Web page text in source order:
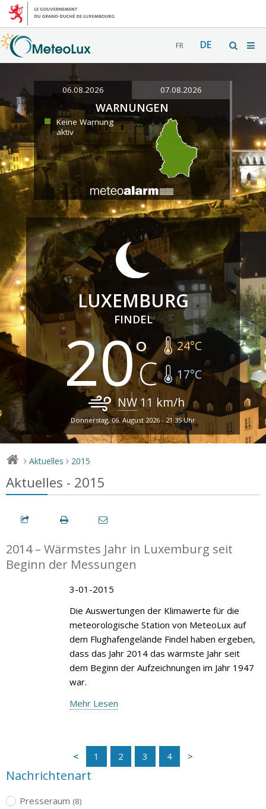
FR DE
06.08.2026 07.08.2026
WARNUNGEN
Keine Warnung
aktiv
LUXEMBURG
FINDEL
20 24°C
17°C
NW11 km/h
Donnerstag, 06. August 2026 - 21:35 Uhr
> Aktuelles > 2015
Aktuelles - 2015
2014 – Wärmstes Jahr in Luxemburg seit
Beginn der Messungen
3-01-2015
Die Auswertungen der Klimawerte für die
meteorologische Station von MeteoLux auf
dem Flughafengelände Findel haben ergeben,
dass das Jahr 2014 das wärmste Jahr seit
dem Beginn der Aufzeichnungen im Jahr 1947
war.
Mehr Lesen
1 2 3 4
Nachrichtenart
Presseraum (8)